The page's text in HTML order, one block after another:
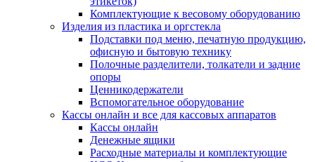
Комплектующие к весовому оборудованию
Изделия из пластика и оргстекла
Подставки под меню, печатную продукцию,
офисную и бытовую технику
Полочные разделители, толкатели и задние
опоры
Ценникодержатели
Вспомогательное оборудование
Кассы онлайн и все для кассовых аппаратов
Кассы онлайн
Денежные ящики
Расходные материалы и комплектующие